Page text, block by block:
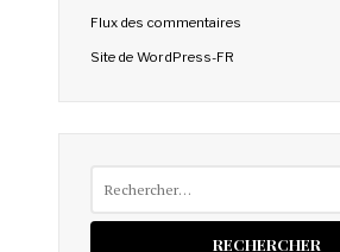
Flux des commentaires
Site de WordPress-FR